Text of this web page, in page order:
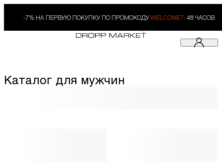
-7% НА ПЕРВУЮ ПОКУПКУ ПО ПРОМОКОДУ WELCOME7. 48 ЧАСОВ
Каталог для мужчин